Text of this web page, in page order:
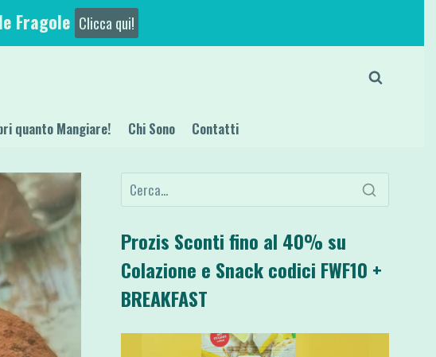
Fragole Clicca qui!
quanto Mangiare! Chi Sono Contatti
Prozis Sconti fino al 40% su
Colazione e Snack codici FWF10 +
BREAKFAST